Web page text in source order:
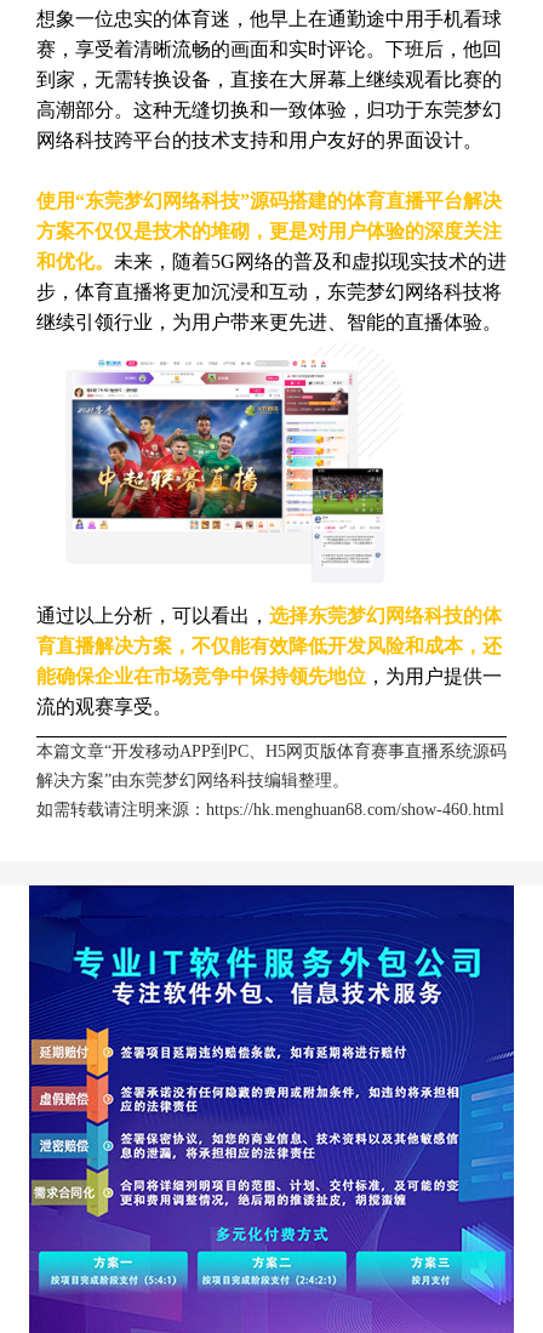
想象一位忠实的体育迷，他早上在通勤途中用手机看球
赛，享受着清晰流畅的画面和实时评论。下班后，他回
到家，无需转换设备，直接在大屏幕上继续观看比赛的
高潮部分。这种无缝切换和一致体验，归功于东莞梦幻
网络科技跨平台的技术支持和用户友好的界面设计。
使用“东莞梦幻网络科技”源码搭建的体育直播平台解决
方案不仅仅是技术的堆砌，更是对用户体验的深度关注
和优化。 未来，随着5G网络的普及和虚拟现实技术的进
步，体育直播将更加沉浸和互动，东莞梦幻网络科技将
继续引领行业，为用户带来更先进、智能的直播体验。
通过以上分析，可以看出， 选择东莞梦幻网络科技的体
育直播解决方案，不仅能有效降低开发风险和成本，还
能确保企业在市场竞争中保持领先地位 ，为用户提供一
流的观赛享受。
本篇文章“开发移动APP到PC、H5网页版体育赛事直播系统源码
解决方案”由东莞梦幻网络科技编辑整理。
如需转载请注明来源： https://hk.menghuan68.com/show-460.html